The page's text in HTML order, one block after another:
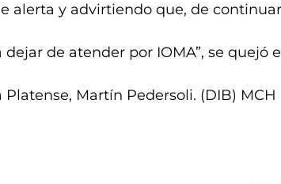
alerta y advirtiendo que, de
de atender por IOMA”, se quejó
Martín Pedersoli. (DIB) MCH